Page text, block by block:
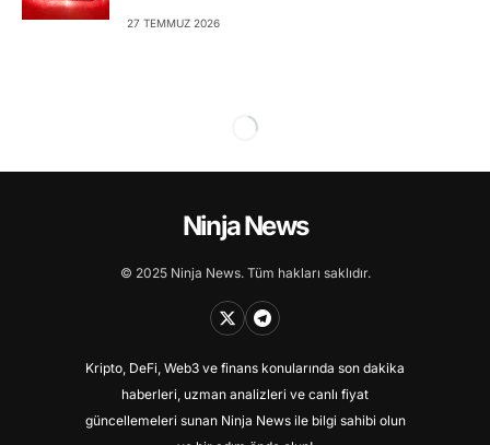
27 TEMMUZ 2026
Ninja News
© 2025 Ninja News. Tüm hakları saklıdır.
Kripto, DeFi, Web3 ve finans konularında son dakika
haberleri, uzman analizleri ve canlı fiyat
güncellemeleri sunan Ninja News ile bilgi sahibi olun